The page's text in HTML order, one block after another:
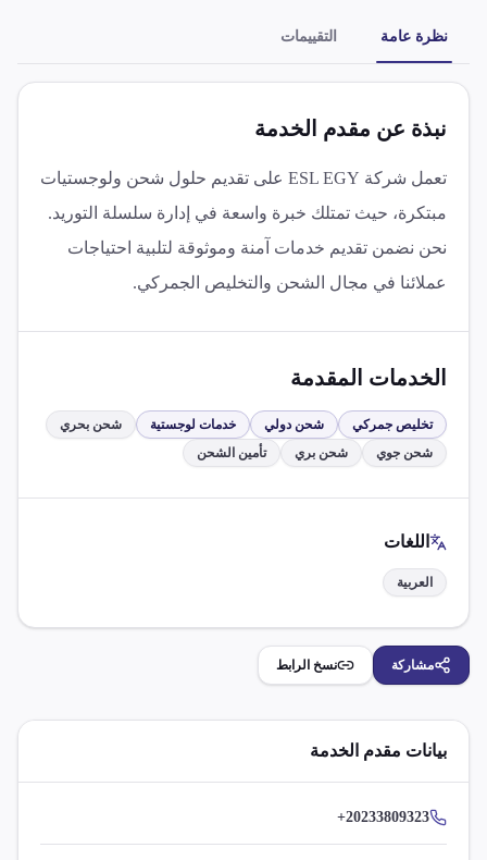
نظرة عامة التقييمات
نبذة عن مقدم الخدمة
تعمل شركة ESL EGY على تقديم حلول شحن ولوجستيات
مبتكرة، حيث تمتلك خبرة واسعة في إدارة سلسلة التوريد.
نحن نضمن تقديم خدمات آمنة وموثوقة لتلبية احتياجات
عملائنا في مجال الشحن والتخليص الجمركي.
الخدمات المقدمة
تخليص جمركي شحن دولي خدمات لوجستية
شحن بحري
شحن جوي
شحن بري تأمين الشحن
اللغات
العربية
مشاركة نسخ الرابط
بيانات مقدم الخدمة
+20233809323